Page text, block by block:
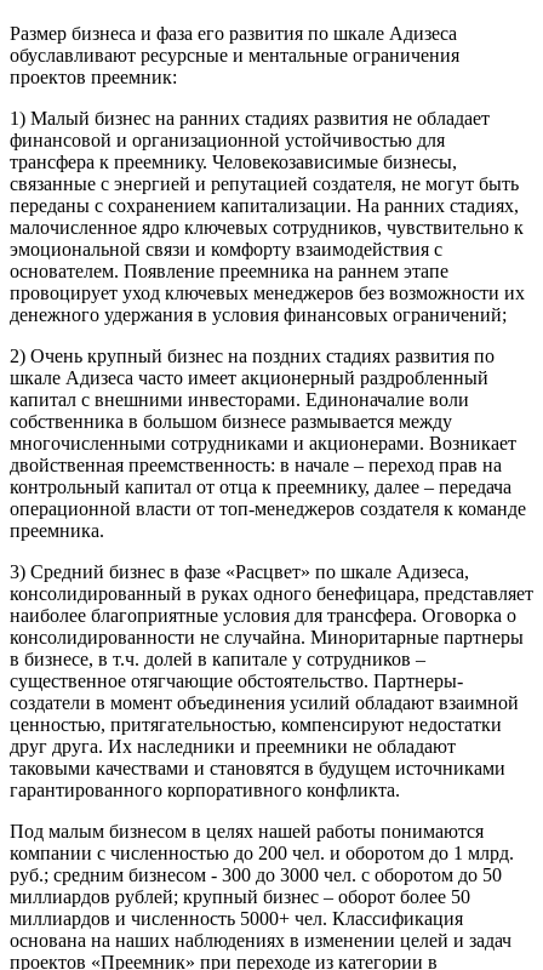
Размер бизнеса и фаза его развития по шкале Адизеса
обуславливают ресурсные и ментальные ограничения
проектов преемник:
1) Малый бизнес на ранних стадиях развития не обладает
финансовой и организационной устойчивостью для
трансфера к преемнику. Человекозависимые бизнесы,
связанные с энергией и репутацией создателя, не могут быть
переданы с сохранением капитализации. На ранних стадиях,
малочисленное ядро ключевых сотрудников, чувствительно к
эмоциональной связи и комфорту взаимодействия с
основателем. Появление преемника на раннем этапе
провоцирует уход ключевых менеджеров без возможности их
денежного удержания в условия финансовых ограничений;
2) Очень крупный бизнес на поздних стадиях развития по
шкале Адизеса часто имеет акционерный раздробленный
капитал с внешними инвесторами. Единоначалие воли
собственника в большом бизнесе размывается между
многочисленными сотрудниками и акционерами. Возникает
двойственная преемственность: в начале – переход прав на
контрольный капитал от отца к преемнику, далее – передача
операционной власти от топ-менеджеров создателя к команде
преемника.
3) Средний бизнес в фазе «Расцвет» по шкале Адизеса,
консолидированный в руках одного бенефицара, представляет
наиболее благоприятные условия для трансфера. Оговорка о
консолидированности не случайна. Миноритарные партнеры
в бизнесе, в т.ч. долей в капитале у сотрудников –
существенное отягчающие обстоятельство. Партнеры-
создатели в момент объединения усилий обладают взаимной
ценностью, притягательностью, компенсируют недостатки
друг друга. Их наследники и преемники не обладают
таковыми качествами и становятся в будущем источниками
гарантированного корпоративного конфликта.
Под малым бизнесом в целях нашей работы понимаются
компании с численностью до 200 чел. и оборотом до 1 млрд.
руб.; средним бизнесом - 300 до 3000 чел. с оборотом до 50
миллиардов рублей; крупный бизнес – оборот более 50
миллиардов и численность 5000+ чел. Классификация
основана на наших наблюдениях в изменении целей и задач
проектов «Преемник» при переходе из категории в